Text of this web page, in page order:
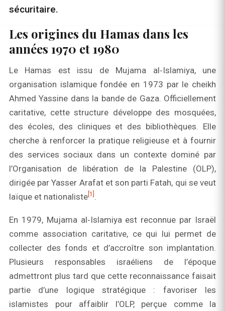
sécuritaire.
Les origines du Hamas dans les
années 1970 et 1980
Le Hamas est issu de Mujama al‑Islamiya, une
organisation islamique fondée en 1973 par le cheikh
Ahmed Yassine dans la bande de Gaza. Officiellement
caritative, cette structure développe des mosquées,
des écoles, des cliniques et des bibliothèques. Elle
cherche à renforcer la pratique religieuse et à fournir
des services sociaux dans un contexte dominé par
l’Organisation de libération de la Palestine (OLP),
dirigée par Yasser Arafat et son parti Fatah, qui se veut
laïque et nationaliste [1] .
En 1979, Mujama al‑Islamiya est reconnue par Israël
comme association caritative, ce qui lui permet de
collecter des fonds et d’accroître son implantation.
Plusieurs responsables israéliens de l’époque
admettront plus tard que cette reconnaissance faisait
partie d’une logique stratégique : favoriser les
islamistes pour affaiblir l’OLP, perçue comme la